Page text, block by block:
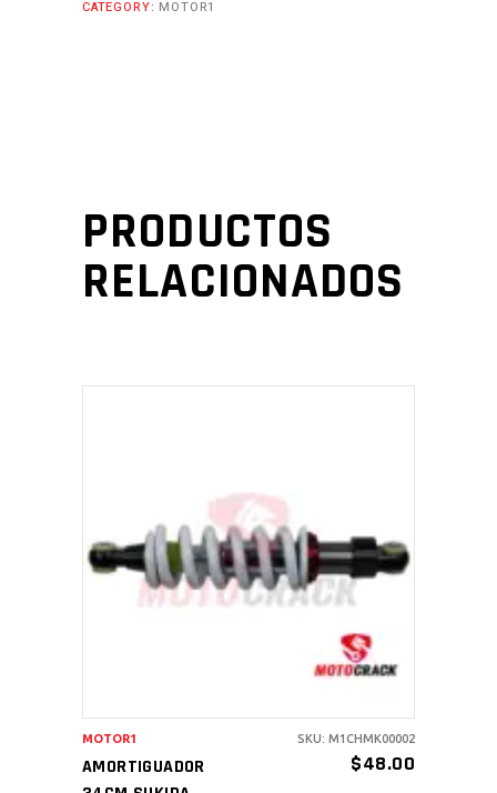
CATEGORY: MOTOR1
PRODUCTOS
RELACIONADOS
AÑADIR AL CARRITO
AMORTIGUADOR
$48.00
MOTOR1 SKU: M1CHMK00002